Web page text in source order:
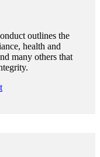
outlines the
health and
many others that